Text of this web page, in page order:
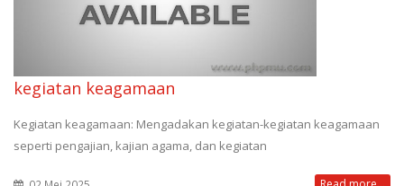
kegiatan keagamaan
Kegiatan keagamaan: Mengadakan kegiatan-kegiatan keagamaan
seperti pengajian, kajian agama, dan kegiatan